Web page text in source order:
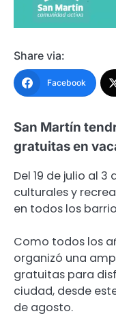
Share via:
Facebook
San Martín
gratuitas en
Del 19 de julio al
culturales y
en todos los
Como todos los
organizó una
gratuitas para
ciudad, desde
de agosto.